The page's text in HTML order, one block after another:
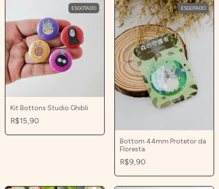
ESGOTADO
Kit Bottons Studio Ghibli
R$15,90
ESGOTADO
Bottom 44mm Protetor da
Floresta
R$9,90